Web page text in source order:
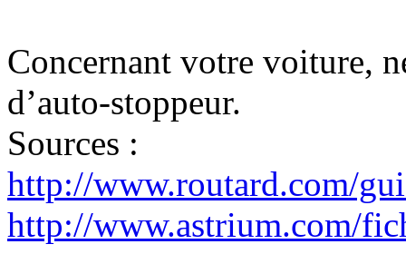
Concernant votre voiture,
d’auto-stoppeur.
Sources :
http://www.routard.com/
http://www.astrium.com/